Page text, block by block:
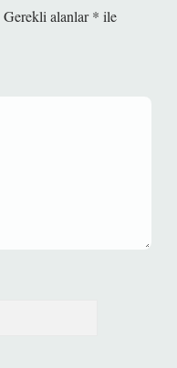
Gerekli alanlar* ile